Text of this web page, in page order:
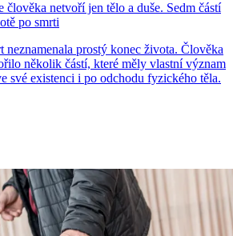
netvoří jen tělo a duše. Sedm částí
po smrti
neznamenala prostý konec života. Člověka
několik částí, které měly vlastní význam
své existenci i po odchodu fyzického těla.